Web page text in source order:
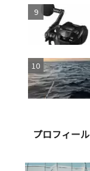
プロフィール